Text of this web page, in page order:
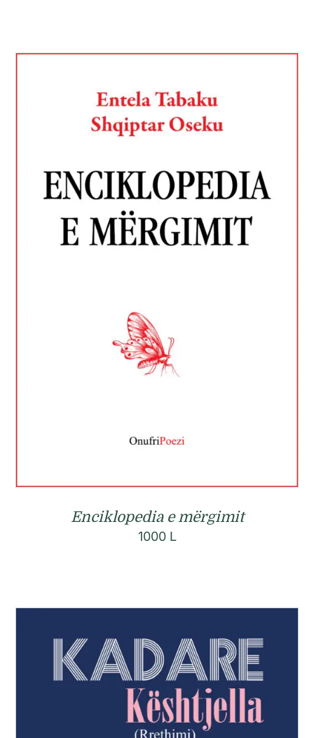
Enciklopedia e mërgimit
1000 L